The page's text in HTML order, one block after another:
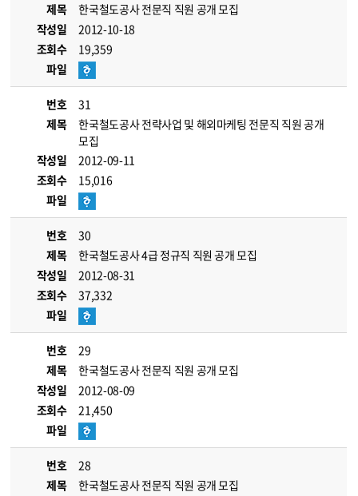
제목
한국철도공사 전문직 직원 공개 모집
작성일
2012-10-18
조회수
19,359
파일
번호
31
제목
한국철도공사 전략사업 및 해외마케팅 전문직 직원 공개
모집
작성일
2012-09-11
조회수
15,016
파일
번호
30
제목
한국철도공사 4급 정규직 직원 공개 모집
작성일
2012-08-31
조회수
37,332
파일
번호
29
제목
한국철도공사 전문직 직원 공개 모집
작성일
2012-08-09
조회수
21,450
파일
번호
28
제목
한국철도공사 전문직 직원 공개 모집